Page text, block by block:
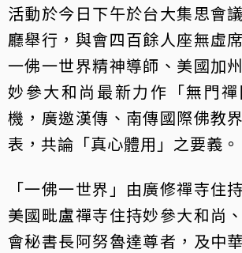
活動於今日下午於台大集思會
廳舉行，與會四百餘人座無虛
一佛一世界精神導師、美國加
妙參大和尚最新力作「無門
機，廣邀漢傳、南傳國際佛教
表，共論「真心體用」之要義。
「一佛一世界」由廣修禪寺住
美國毗盧禪寺住持妙參大和尚
會秘書長阿努魯達尊者，及中